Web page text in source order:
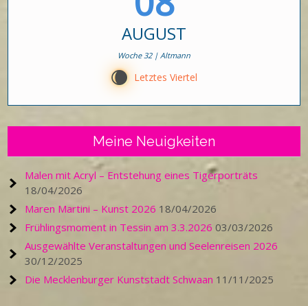
AUGUST
Woche 32 | Altmann
W Letztes Viertel
Meine Neuigkeiten
Malen mit Acryl – Entstehung eines Tigerporträts
18/04/2026
Maren Martini – Kunst 2026 18/04/2026
Frühlingsmoment in Tessin am 3.3.2026 03/03/2026
Ausgewählte Veranstaltungen und Seelenreisen 2026
30/12/2025
Die Mecklenburger Kunststadt Schwaan 11/11/2025